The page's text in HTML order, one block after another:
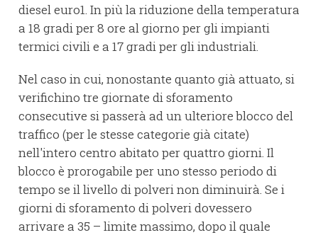
diesel euro1. In più la riduzione della temperatura
a 18 gradi per 8 ore al giorno per gli impianti
termici civili e a 17 gradi per gli industriali.
Nel caso in cui, nonostante quanto già attuato, si
verifichino tre giornate di sforamento
consecutive si passerà ad un ulteriore blocco del
traffico (per le stesse categorie già citate)
nell'intero centro abitato per quattro giorni. Il
blocco è prorogabile per uno stesso periodo di
tempo se il livello di polveri non diminuirà. Se i
giorni di sforamento di polveri dovessero
arrivare a 35 – limite massimo, dopo il quale